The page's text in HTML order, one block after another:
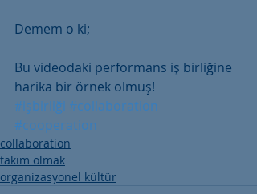
Demem o ki;
Bu videodaki performans iş birliğine
harika bir örnek olmuş!
#işbirliği #collaboration
#cooperation
collaboration
takım olmak
organizasyonel kültür